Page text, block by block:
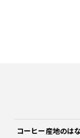
コーヒー産地のは